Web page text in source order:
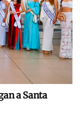
a Santa